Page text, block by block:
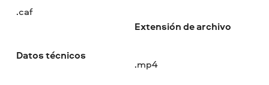
.caf
Datos técnicos
Extensión de archivo
.mp4